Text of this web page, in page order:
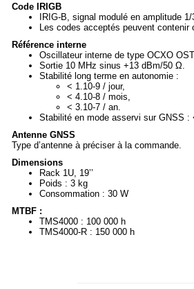
Code IRIGB
IRIG-B, signal modulé en amplitude
Les codes acceptés peuvent contenir
Référence interne
Oscillateur interne de type OCXO
Sortie 10 MHz sinus +13 dBm/50 Ω.
Stabilité long terme en autonomie :
< 1.10-9 / jour,
< 4.10-8 / mois,
< 3.10-7 / an.
Stabilité en mode asservi sur GNSS :
Antenne GNSS
Type d’antenne à préciser à la commande.
Dimensions
Rack 1U, 19’’
Poids : 3 kg
Consommation : 30 W
MTBF :
TMS4000 : 100 000 h
TMS4000-R : 150 000 h